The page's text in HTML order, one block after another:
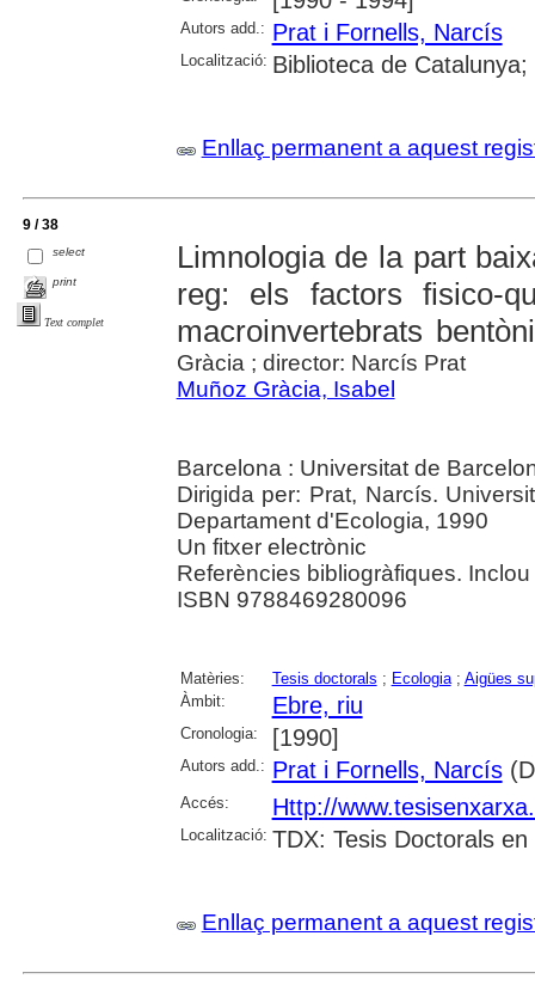
Autors add.: Prat i Fornells, Narcís
Localització: Biblioteca de
Enllaç permanent a aquest
9 / 38
select
print
Text complet
Limnologia de la part
reg: els factors fisico-
macroinvertebrats
Gràcia ; director: Narcís Prat
Muñoz Gràcia, Isabel
Barcelona : Universitat de
Dirigida per: Prat, Narcís.
Departament d'Ecologia, 1990
Un fitxer electrònic
Referències bibliogràfiques.
ISBN 9788469280096
Matèries: Tesis doctorals ; Ecologia; Aigües
Àmbit:
Ebre, riu
Cronologia: [1990]
Autors add.: Prat i Fornells, Narcís
Accés: Http://
Localització: TDX: Tesis Doctorals en
Enllaç permanent a aquest